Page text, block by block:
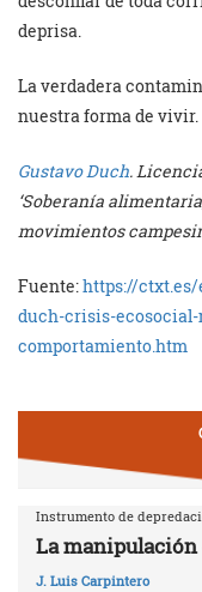
deprisa.
La verdadera
nuestra forma de vivir.
Gustavo Duch.
‘Soberanía
movimientos
Fuente:https://ctxt.es/
duch-crisis-
comportamiento.htm
Instrumento de
La
J. Luis Carpintero